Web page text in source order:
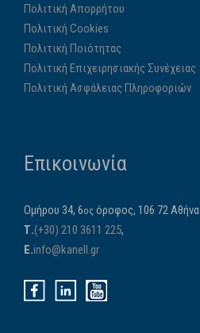
Πολιτική Απορρήτου
Πολιτική Cookies
Πολιτική Ποιότητας
Πολιτική Επιχειρησιακής Συνέχειας
Πολιτική Ασφάλειας Πληροφοριών
Επικοινωνία
Ομήρου 34, 6ος όροφος, 106 72 Αθήνα
Τ.(+30) 210 3611 225,
E.info@kanell.gr